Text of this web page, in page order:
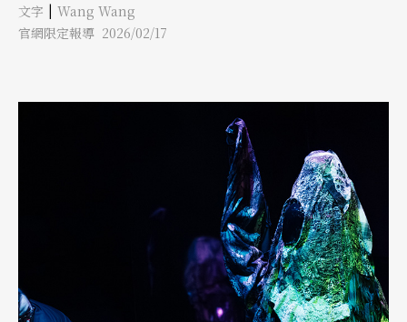
色，以料理作為敘事的媒介。這場演出可說是一種「三重奏」：口
白的敘事、料理的敘事、以及螢幕上的影像，同時喚起聽覺、嗅覺
討跨文化背景下的身分認同與飲食的關聯。味覺本身具有社交的特
質，在觀眾共同品嘗、描述的過程裡，我也重新界定了自己對這些
食物的情感連結。那張長桌又被稱作「中島」，彷彿是一座漂浮的
島嶼，象徵味蕾在不同文化間的流動與漂泊。 然而，《旅行的舌
頭》雖在文化層面橫跨多國，形式上卻略顯平面，更像是一場帶有
深度談話的烹飪節目。相較之下，《超辛奇小熊軟糖》以韓國小吃
為出發點，從個人經驗切入，卻能深刻挖掘情緒的轉折，使觀眾更
容易進入其敘事之中。 《超辛奇小熊軟糖》在視覺與形式上皆採
取可愛、鮮豔且富感染力的風格。然而，文字與影像間不時透露深
層而悲傷的底色。整場表演如同一場比喻的遊戲：Jaha Koo反覆
抓住又放生的蝸牛，是背負重擔、遷移至陌生之地的象徵；小熊軟
糖成為旅居柏林時的慰藉；鰻魚的洄游則更明確訴說：家並非固定
文字 | Wang Wang
官網限定報導 2026/02/17